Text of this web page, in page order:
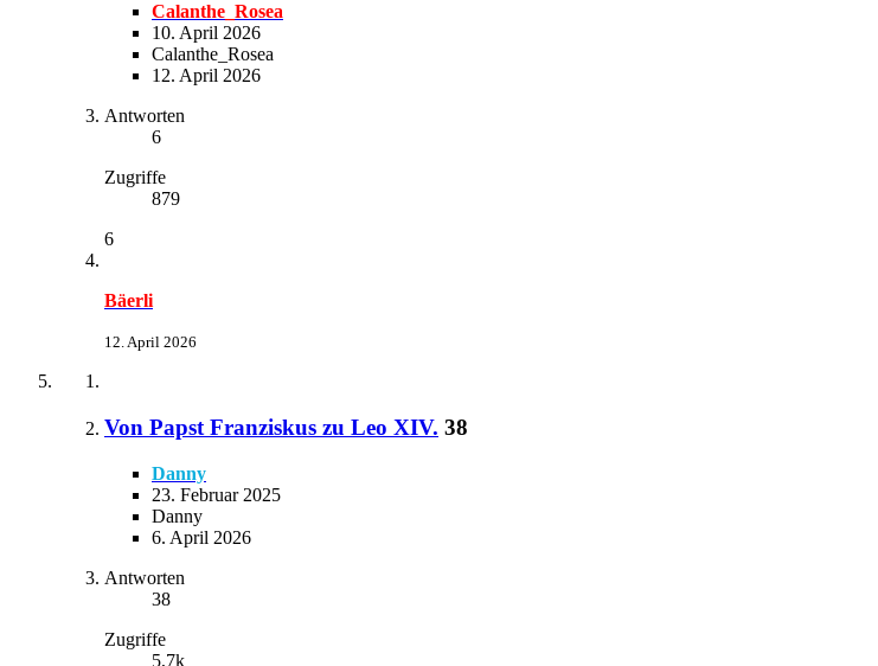
Calanthe_Rosea
10. April 2026
Calanthe_Rosea
12. April 2026
Antworten
6
Zugriffe
879
6
Bäerli
12. April 2026
Von Papst Franziskus zu Leo XIV. 38
Danny
23. Februar 2025
Danny
6. April 2026
Antworten
38
Zugriffe
5,7k